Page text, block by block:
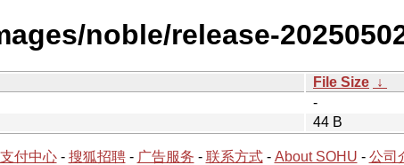
noble/release-
File Size ↓
-
44 B
支付中心- 搜狐招聘- 广告服务 - 联系方式- About SOHU - 公司